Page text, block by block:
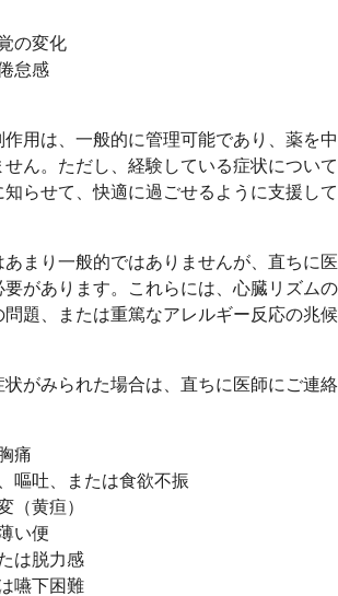
の変化
怠感
用は、一般的に管理可能であり、薬を中
せん。ただし、経験している症状について
らせて、快適に過ごせるように支援して
あまり一般的ではありませんが、直ちに医
があります。これらには、心臓リズムの
問題、または重篤なアレルギー反応の兆候
状がみられた場合は、直ちに医師にご連絡
痛
嘔吐、または食欲不振
（黄疸）
い便
は脱力感
嚥下困難